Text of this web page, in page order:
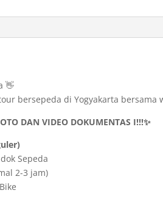
👋
bersepeda di Yogyakarta bersama
DAN VIDEO DOKUMENTAS I!!!✨
Sepeda
2-3 jam)